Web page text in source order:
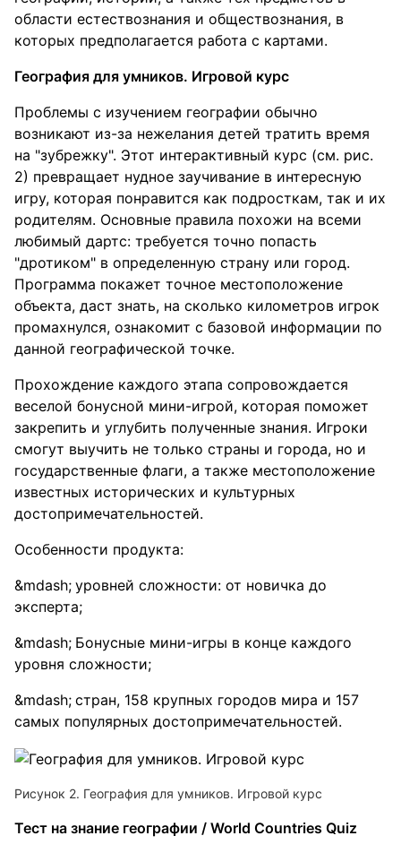
области естествознания и обществознания, в
которых предполагается работа с картами.
География для умников. Игровой курс
Проблемы с изучением географии обычно
возникают из-за нежелания детей тратить время
на "зубрежку". Этот интерактивный курс (см. рис.
2) превращает нудное заучивание в интересную
игру, которая понравится как подросткам, так и их
родителям. Основные правила похожи на всеми
любимый дартс: требуется точно попасть
"дротиком" в определенную страну или город.
Программа покажет точное местоположение
объекта, даст знать, на сколько километров игрок
промахнулся, ознакомит с базовой информации по
данной географической точке.
Прохождение каждого этапа сопровождается
веселой бонусной мини-игрой, которая поможет
закрепить и углубить полученные знания. Игроки
смогут выучить не только страны и города, но и
государственные флаги, а также местоположение
известных исторических и культурных
достопримечательностей.
Особенности продукта:
уровней сложности: от новичка до
эксперта;
Бонусные мини-игры в конце каждого
уровня сложности;
стран, 158 крупных городов мира и 157
самых популярных достопримечательностей.
Рисунок 2. География для умников. Игровой курс
Тест на знание географии / World Countries Quiz